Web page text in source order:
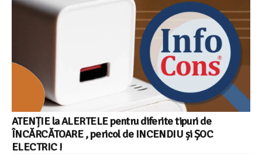
ATENȚIE la ALERTELE pentru diferite tipuri de
ÎNCĂRCĂTOARE , pericol de INCENDIU și ȘOC
ELECTRIC !